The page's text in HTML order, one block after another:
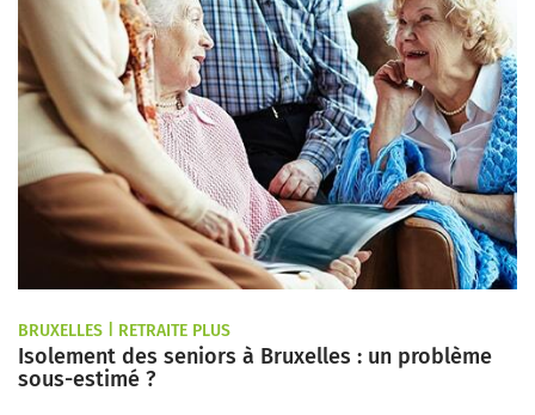
BRUXELLES | RETRAITE PLUS
Isolement des seniors à Bruxelles : un problème
sous-estimé ?